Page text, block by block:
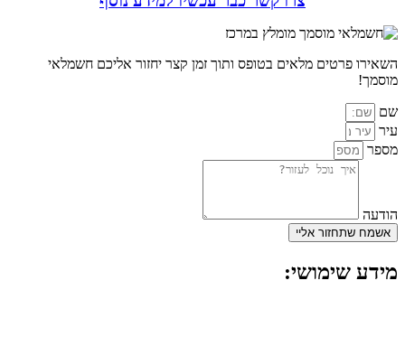
השאירו פרטים מלאים בטופס ותוך זמן קצר יחזור אליכם חשמלאי
מוסמך!
שם
עיר
מספר
הודעה
אשמח שתחזור אליי
מידע שימושי: